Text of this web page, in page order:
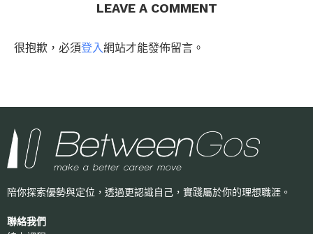
LEAVE A COMMENT
很抱歉，必須登入網站才能發佈留言。
陪你探索優勢與定位，透過更認識自己， 實踐屬於你的理想職涯。
聯絡我們